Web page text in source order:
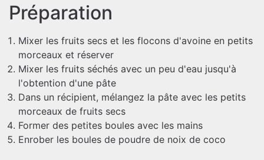
Préparation
Mixer les fruits secs et les flocons d'avoine en petits
morceaux et réserver
Mixer les fruits séchés avec un peu d'eau jusqu'à
l'obtention d'une pâte
Dans un récipient, mélangez la pâte avec les petits
morceaux de fruits secs
Former des petites boules avec les mains
Enrober les boules de poudre de noix de coco